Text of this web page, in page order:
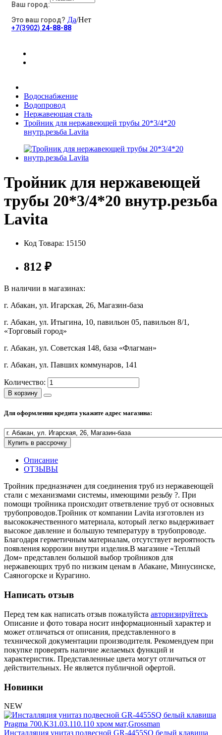
Электротовары
Хозяйственные товары
Все для бани
Полезные статьи
Новости и Акции
Оплата и доставка
Сервис-центр
Адреса Сервис-центров
Условия возврата товара
Обмен и возврат товара
Вакансии
Контакты
Ваш город:
Это ваш город? Да/Нет
+7(3902) 24-88-88
Водоснабжение
Водопровод
Нержавеющая сталь
Тройник для нержавеющей трубы 20*3/4*20
внутр.резьба Lavita
Тройник для нержавеющей
трубы 20*3/4*20 внутр.резьба
Lavita
Код Товара: 15150
812 ₽
В наличии в магазинах:
г. Абакан, ул. Игарская, 26, Магазин-база
г. Абакан, ул. Итыгина, 10, павильон 05, павильон 8/1,
«Торговый город»
г. Абакан, ул. Советская 148, база «Флагман»
г. Абакан, ул. Павших коммунаров, 141
Количество:
В корзину
Для оформления кредита укажите адрес магазина:
Купить в рассрочку
Описание
ОТЗЫВЫ
Тройник предназначен для соединения труб из нержавеющей
стали с механизмами системы, имеющими резьбу ?. При
помощи тройника происходит ответвление труб от основных
трубопроводов.Тройник от компании Lavita изготовлен из
высококачественного материала, который легко выдерживает
высокое давление и большую температуру в трубопроводе.
Благодаря герметичным материалам, отсутствует вероятность
появления коррозии внутри изделия.В магазине «Теплый
Дом» представлен большой выбор тройников для
нержавеющих труб по низким ценам в Абакане, Минусинске,
Саяногорске и Курагино.
Написать отзыв
Перед тем как написать отзыв пожалуйста авторизируйтесь
Описание и фото товара носит информационный характер и
может отличаться от описания, представленного в
технической документации производителя. Рекомендуем при
покупке проверять наличие желаемых функций и
характеристик. Представленные цвета могут отличаться от
действительных. Не является публичной офертой.
Новинки
NEW
Инсталляция унитаз подвесной GR-4455SQ белый клавиша